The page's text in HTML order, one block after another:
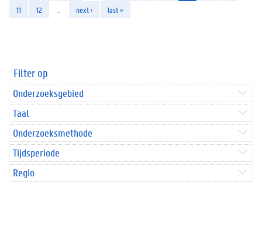
11
12 next › last »
Filter op
Onderzoeksgebied
Taal
Onderzoeksmethode
Tijdsperiode
Regio